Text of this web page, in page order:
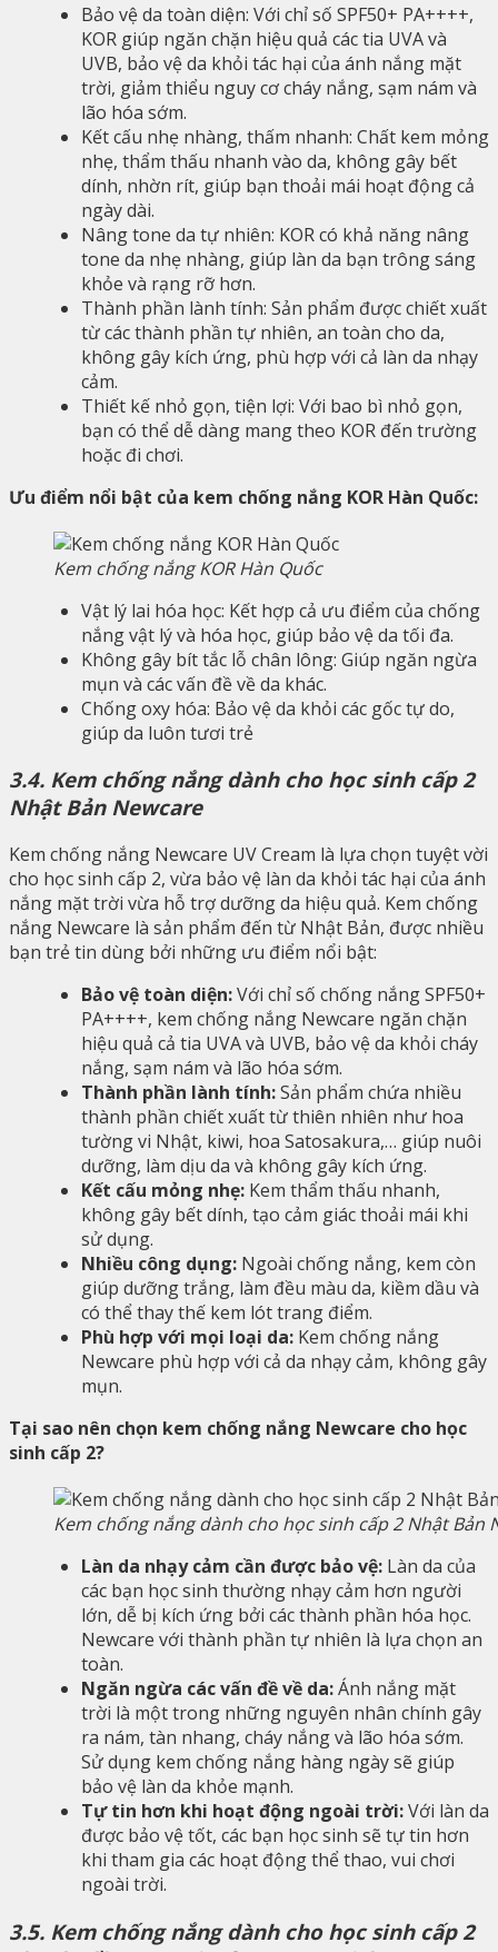
Bảo vệ da toàn diện: Với chỉ số SPF50+ PA++++,
KOR giúp ngăn chặn hiệu quả các tia UVA và
UVB, bảo vệ da khỏi tác hại của ánh nắng mặt
trời, giảm thiểu nguy cơ cháy nắng, sạm nám và
lão hóa sớm.
Kết cấu nhẹ nhàng, thấm nhanh: Chất kem mỏng
nhẹ, thẩm thấu nhanh vào da, không gây bết
dính, nhờn rít, giúp bạn thoải mái hoạt động cả
ngày dài.
Nâng tone da tự nhiên: KOR có khả năng nâng
tone da nhẹ nhàng, giúp làn da bạn trông sáng
khỏe và rạng rỡ hơn.
Thành phần lành tính: Sản phẩm được chiết xuất
từ các thành phần tự nhiên, an toàn cho da,
không gây kích ứng, phù hợp với cả làn da nhạy
cảm.
Thiết kế nhỏ gọn, tiện lợi: Với bao bì nhỏ gọn,
bạn có thể dễ dàng mang theo KOR đến trường
hoặc đi chơi.
Ưu điểm nổi bật của kem chống nắng KOR Hàn Quốc:
Kem chống nắng KOR Hàn Quốc
Vật lý lai hóa học: Kết hợp cả ưu điểm của chống
nắng vật lý và hóa học, giúp bảo vệ da tối đa.
Không gây bít tắc lỗ chân lông: Giúp ngăn ngừa
mụn và các vấn đề về da khác.
Chống oxy hóa: Bảo vệ da khỏi các gốc tự do,
giúp da luôn tươi trẻ
3.4. Kem chống nắng dành cho học sinh cấp 2
Nhật Bản Newcare
Kem chống nắng Newcare UV Cream là lựa chọn tuyệt vời
cho học sinh cấp 2, vừa bảo vệ làn da khỏi tác hại của ánh
nắng mặt trời vừa hỗ trợ dưỡng da hiệu quả. Kem chống
nắng Newcare là sản phẩm đến từ Nhật Bản, được nhiều
bạn trẻ tin dùng bởi những ưu điểm nổi bật:
Bảo vệ toàn diện:Với chỉ số chống nắng SPF50+
PA++++, kem chống nắng Newcare ngăn chặn
hiệu quả cả tia UVA và UVB, bảo vệ da khỏi cháy
nắng, sạm nám và lão hóa sớm.
Thành phần lành tính:Sản phẩm chứa nhiều
thành phần chiết xuất từ thiên nhiên như hoa
tường vi Nhật, kiwi, hoa Satosakura,… giúp nuôi
dưỡng, làm dịu da và không gây kích ứng.
Kết cấu mỏng nhẹ: Kem thẩm thấu nhanh,
không gây bết dính, tạo cảm giác thoải mái khi
sử dụng.
Nhiều công dụng: Ngoài chống nắng, kem còn
giúp dưỡng trắng, làm đều màu da, kiềm dầu và
có thể thay thế kem lót trang điểm.
Phù hợp với mọi loại da: Kem chống nắng
Newcare phù hợp với cả da nhạy cảm, không gây
mụn.
Tại sao nên chọn kem chống nắng Newcare cho học
sinh cấp 2?
Kem chống nắng dành cho học sinh cấp 2 Nhật Bản
Làn da nhạy cảm cần được bảo vệ: Làn da của
các bạn học sinh thường nhạy cảm hơn người
lớn, dễ bị kích ứng bởi các thành phần hóa học.
Newcare với thành phần tự nhiên là lựa chọn an
toàn.
Ngăn ngừa các vấn đề về da:Ánh nắng mặt
trời là một trong những nguyên nhân chính gây
ra nám, tàn nhang, cháy nắng và lão hóa sớm.
Sử dụng kem chống nắng hàng ngày sẽ giúp
bảo vệ làn da khỏe mạnh.
Tự tin hơn khi hoạt động ngoài trời:Với làn da
được bảo vệ tốt, các bạn học sinh sẽ tự tin hơn
khi tham gia các hoạt động thể thao, vui chơi
ngoài trời.
3.5. Kem chống nắng dành cho học sinh cấp 2